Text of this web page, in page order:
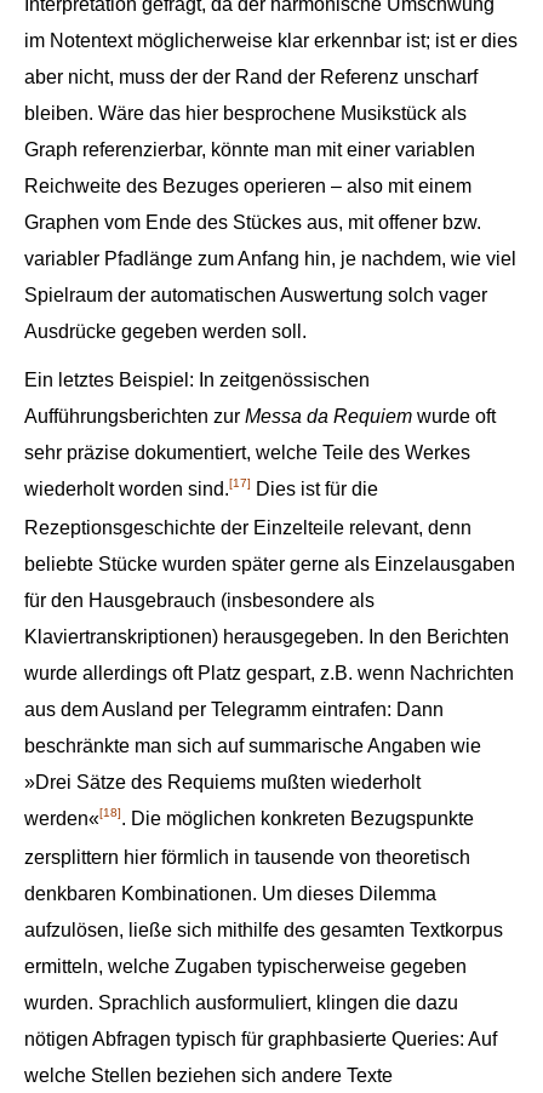
Interpretation gefragt, da der harmonische Umschwung
im Notentext möglicherweise klar erkennbar ist; ist er dies
aber nicht, muss der der Rand der Referenz unscharf
bleiben. Wäre das hier besprochene Musikstück als
Graph referenzierbar, könnte man mit einer variablen
Reichweite des Bezuges operieren – also mit einem
Graphen vom Ende des Stückes aus, mit offener bzw.
variabler Pfadlänge zum Anfang hin, je nachdem, wie viel
Spielraum der automatischen Auswertung solch vager
Ausdrücke gegeben werden soll.
Ein letztes Beispiel: In zeitgenössischen
Aufführungsberichten zur Messa da Requiem wurde oft
sehr präzise dokumentiert, welche Teile des Werkes
wiederholt worden sind.[17]
Dies ist für die
Rezeptionsgeschichte der Einzelteile relevant, denn
beliebte Stücke wurden später gerne als Einzelausgaben
für den Hausgebrauch (insbesondere als
Klaviertranskriptionen) herausgegeben. In den Berichten
wurde allerdings oft Platz gespart, z.B. wenn Nachrichten
aus dem Ausland per Telegramm eintrafen: Dann
beschränkte man sich auf summarische Angaben wie
»Drei Sätze des Requiems mußten wiederholt
werden«[18]. Die möglichen konkreten Bezugspunkte
zersplittern hier förmlich in tausende von theoretisch
denkbaren Kombinationen. Um dieses Dilemma
aufzulösen, ließe sich mithilfe des gesamten Textkorpus
ermitteln, welche Zugaben typischerweise gegeben
wurden. Sprachlich ausformuliert, klingen die dazu
nötigen Abfragen typisch für graphbasierte Queries: Auf
welche Stellen beziehen sich andere Texte